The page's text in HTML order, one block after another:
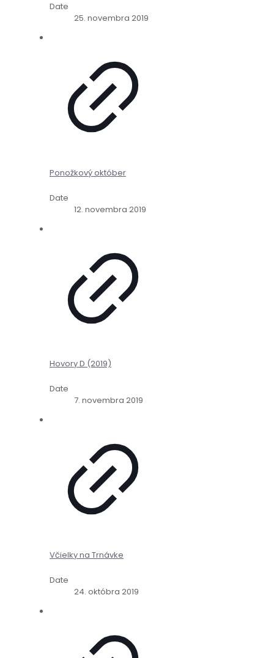
Date
25. novembra 2019
Ponožkový október
Date
12. novembra 2019
Hovory D (2019)
Date
7. novembra 2019
Včielky na Trnávke
Date
24. októbra 2019